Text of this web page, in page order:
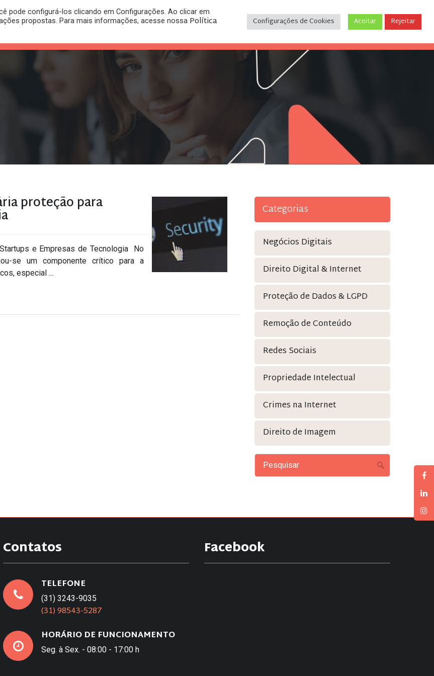
PLANO REGISTRO DE PUBLICAÇÕES CONTATO (31) 3243-9035
proteção para
e Empresas de Tecnologia No
se um componente crítico para a
especial ...
Categorias
Negócios Digitais
Direito Digital & Internet
Proteção de Dados & LGPD
Remoção de Conteúdo
Redes Sociais
Propriedade Intelectual
Crimes na Internet
Direito de Imagem
Contatos
TELEFONE
(31) 3243-9035
(31) 98543-5287
HORÁRIO DE FUNCIONAMENTO
Seg. à Sex. - 08:00 - 17:00 h
Facebook
pode configurá-los clicando em Configurações. Ao clicar em
propostas. Para mais informações, acesse nossa Política Configurações de Cookies Aceitar Rejeitar